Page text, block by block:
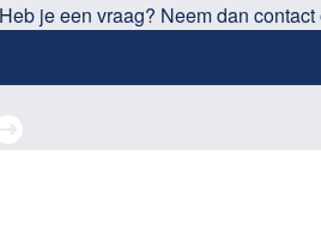
je een vraag? Neem dan contact